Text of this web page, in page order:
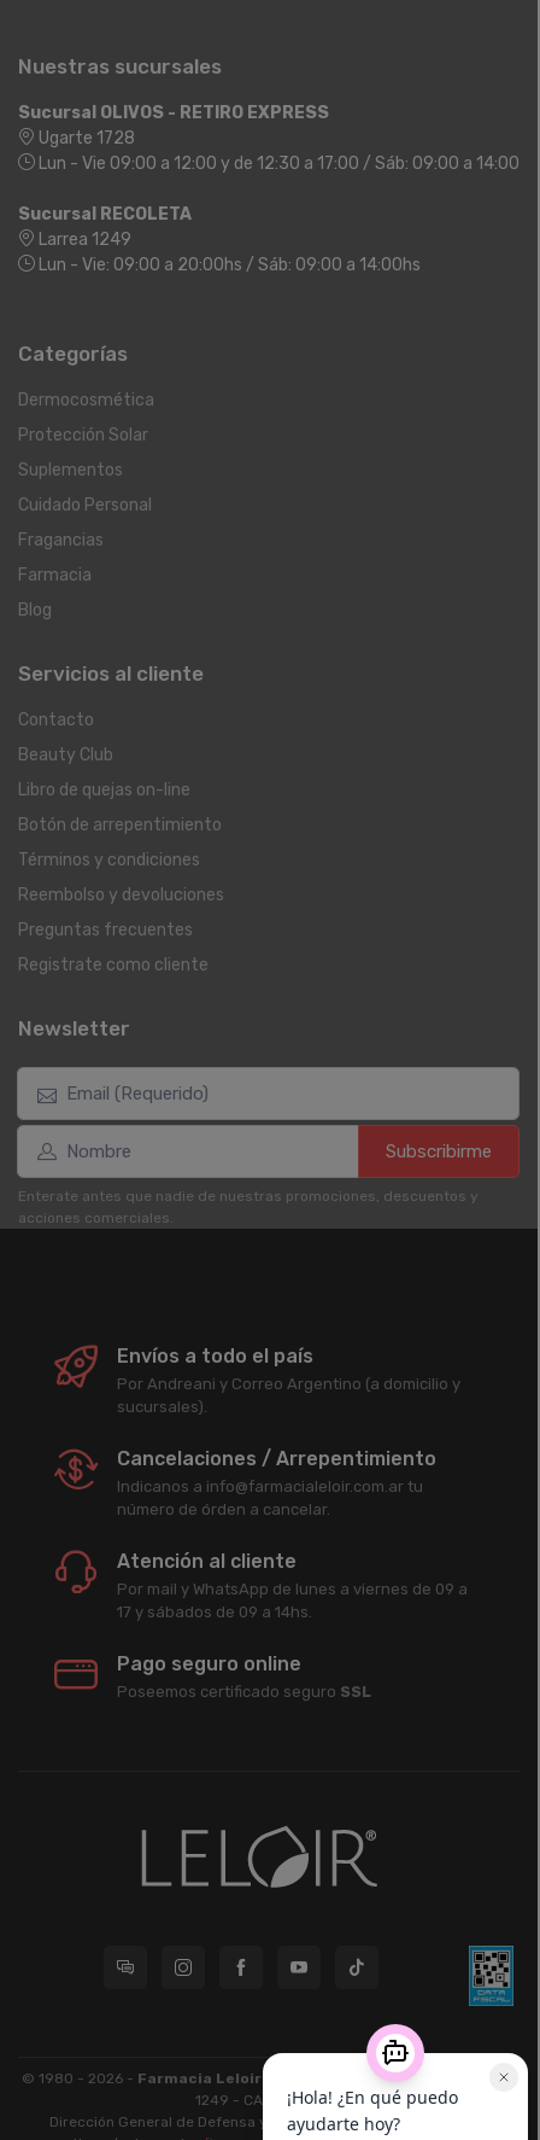
Nuestras sucursales
Sucursal OLIVOS - RETIRO EXPRESS
Ugarte 1728
Lun - Vie 09:00 a 12:00 y de 12:30 a 17:00 / Sáb: 09:00 a 14:00
Sucursal RECOLETA
Larrea 1249
Lun - Vie: 09:00 a 20:00hs / Sáb: 09:00 a 14:00hs
Categorías
Dermocosmética
Protección Solar
Suplementos
Cuidado Personal
Fragancias
Farmacia
Blog
Servicios al cliente
Contacto
Beauty Club
Libro de quejas on-line
Botón de arrepentimiento
Términos y condiciones
Reembolso y devoluciones
Preguntas frecuentes
Registrate como cliente
Newsletter
Subscribirme
Enterate antes que nadie de nuestras promociones, descuentos y
acciones comerciales.
Envíos a todo el país
Por Andreani y Correo Argentino (a domicilio y
sucursales).
Cancelaciones / Arrepentimiento
Indicanos a info@farmacialeloir.com.ar tu
número de órden a cancelar.
Atención al cliente
Por mail y WhatsApp de lunes a viernes de 09 a
17 y sábados de 09 a 14hs.
Pago seguro online
Poseemos certificado seguro SSL
© 1980 - 2026 - Farmacia Leloir S.R.L.
| CUIT 33609220789 - Larrea
1249 - CABA - CP 1117
Dirección General de Defensa y Protección al Consumidor: Para